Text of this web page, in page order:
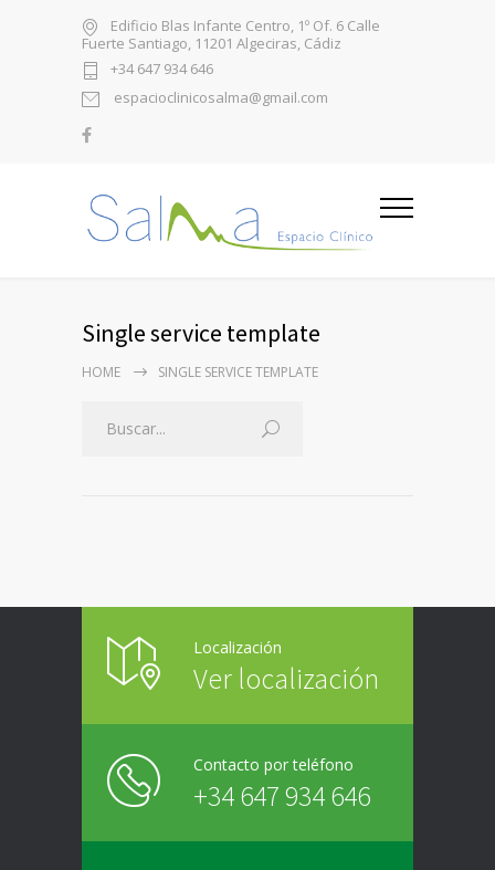
Edificio Blas Infante Centro, 1º Of. 6 Calle
Fuerte Santiago, 11201 Algeciras, Cádiz
+34 647 934 646
espacioclinicosalma@gmail.com
Single service template
HOME SINGLE SERVICE TEMPLATE
Localización
Ver localización
Contacto por teléfono
+34 647 934 646